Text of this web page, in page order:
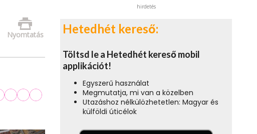
Nyomtatás
hirdetés
Hetedhét kereső:
Töltsd le a Hetedhét kereső mobil
applikációt!
Egyszerű használat
Megmutatja, mi van a közelben
Utazáshoz nélkülözhetetlen: Magyar és
külföldi úticélok